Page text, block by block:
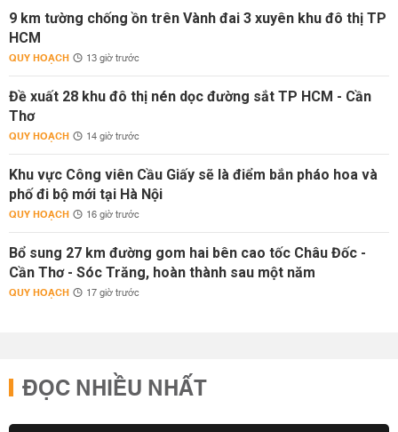
9 km tường chống ồn trên Vành đai 3 xuyên khu đô thị TP
HCM
QUY HOẠCH 13 giờ trước
Đề xuất 28 khu đô thị nén dọc đường sắt TP HCM - Cần
Thơ
QUY HOẠCH 14 giờ trước
Khu vực Công viên Cầu Giấy sẽ là điểm bắn pháo hoa và
phố đi bộ mới tại Hà Nội
QUY HOẠCH 16 giờ trước
Bổ sung 27 km đường gom hai bên cao tốc Châu Đốc -
Cần Thơ - Sóc Trăng, hoàn thành sau một năm
QUY HOẠCH 17 giờ trước
ĐỌC NHIỀU NHẤT